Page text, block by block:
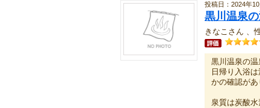
投稿日：2024年10
黒川温泉
きなこさん 、
黒川温泉の温
日帰り入浴
かの確認があ
泉質は炭酸水